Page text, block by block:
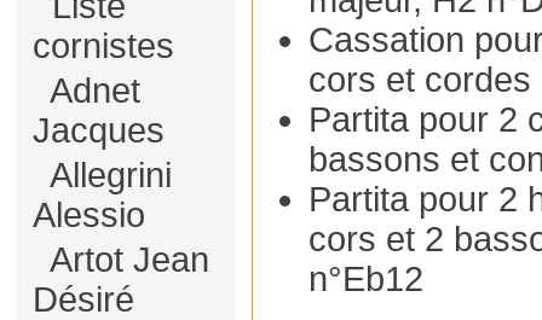
cornistes
Adnet
Jacques
Allegrini
Alessio
Artot Jean
Désiré
Cassation
cors et cordes
Partita pour 2
bassons et
Partita pour 2
cors et 2
n°Eb12